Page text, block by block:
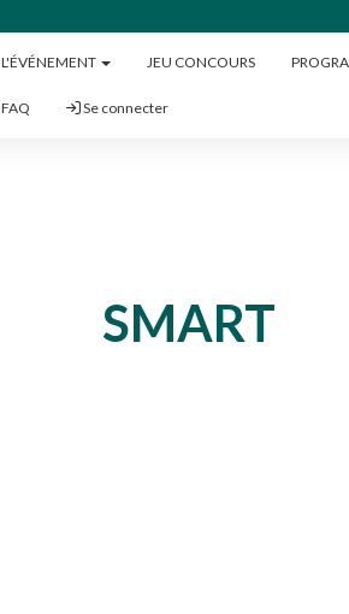
L'ÉVÉNEMENT JEU CONCOURS
FAQ Se connecter
SMART